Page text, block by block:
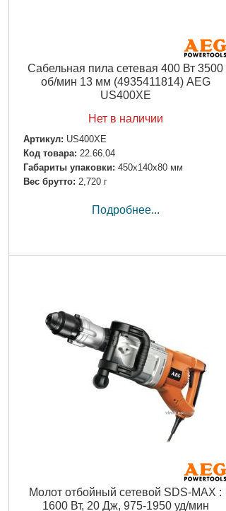
Сабельная пила сетевая 400 Вт 3500
об/мин 13 мм (4935411814) AEG
US400XE
Нет в наличии
Артикул: US400XE
Код товара: 22.66.04
Габариты упаковки: 450x140x80 мм
Вес брутто: 2,720 г
Подробнее...
Молот отбойный сетевой SDS-MAX :
1600 Вт, 20 Дж, 975-1950 уд/мин